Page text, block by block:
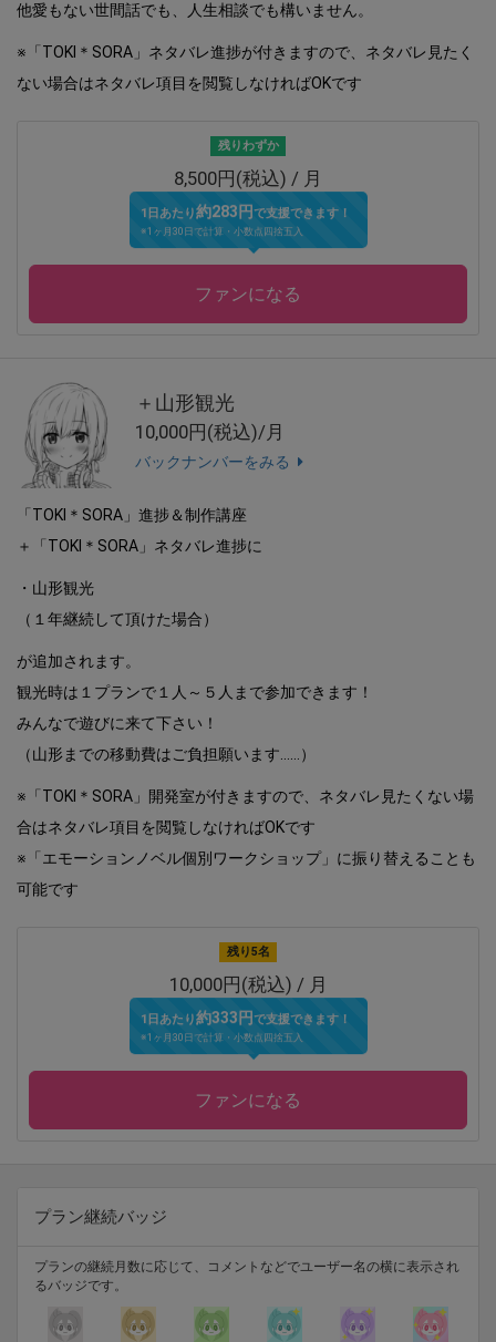
他愛もない世間話でも、人生相談でも構いません。
※「TOKI＊SORA」ネタバレ進捗が付きますので、ネタバレ見たく
ない場合はネタバレ項目を閲覧しなければOKです
残りわずか
8,500円(税込) / 月
1日あたり約283円で支援できます！
※1ヶ月30日で計算・小数点四捨五入
ファンになる
＋山形観光
10,000円(税込)/月
バックナンバーをみる
「TOKI＊SORA」進捗＆制作講座
＋「TOKI＊SORA」ネタバレ進捗に
・山形観光
（１年継続して頂けた場合）
が追加されます。
観光時は１プランで１人～５人まで参加できます！
みんなで遊びに来て下さい！
（山形までの移動費はご負担願います……）
※「TOKI＊SORA」開発室が付きますので、ネタバレ見たくない場
合はネタバレ項目を閲覧しなければOKです
※「エモーションノベル個別ワークショップ」に振り替えることも
可能です
残り5名
10,000円(税込) / 月
1日あたり約333円で支援できます！
※1ヶ月30日で計算・小数点四捨五入
ファンになる
プラン継続バッジ
プランの継続月数に応じて、コメントなどでユーザー名の横に表示され
るバッジです。